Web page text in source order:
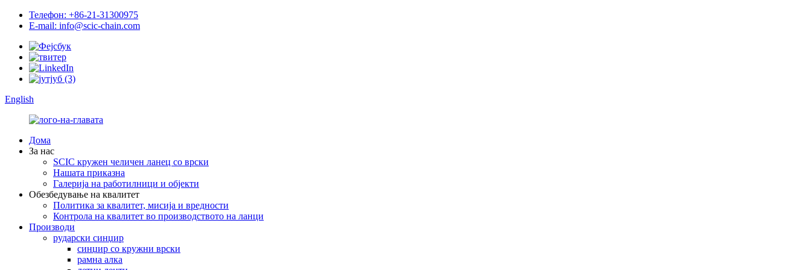
Телефон: +86-21-31300975
E-mail: info@scic-chain.com
English
Дома
За нас
SCIC кружен челичен ланец со врски
Нашата приказна
Галерија на работилници и објекти
Обезбедување на квалитет
Политика за квалитет, мисија и вредности
Контрола на квалитет во производството на ланци
Производи
рударски синџир
синџир со кружни врски
рамна алка